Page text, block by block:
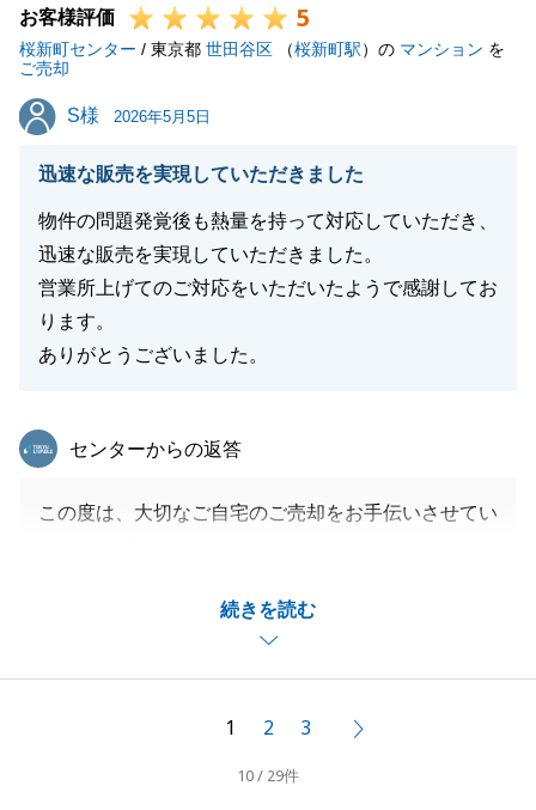
たかと思いますが、I様のご協力により問題なく手続
きを進めることが出来ました。
大変感謝しております。
また不動産に関しましてご相談事がございましたら、
この度は、ありがとうございました。
閉じる
お客様評価 5
桜新町センター / 東京都 世田谷区 （桜新町駅）の マンション を
ご売却
S様
S様 2026年5月5日
迅速な販売を実現していただきました
物件の問題発覚後も熱量を持って対応していただき、
迅速な販売を実現していただきました。
営業所上げてのご対応をいただいたようで感謝してお
ります。
ありがとうございました。
続きを読む
東急リバブル
センターからの返答
この度は、大切なご自宅のご売却をお手伝いさせてい
おいて迅速にご対応いただいたおかげで、
スムーズにお取引を完了することができました。
お住み替え先での新生活におかれましても、
1 2 3
10 / 29件